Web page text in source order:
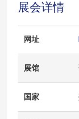
展会详情
网址
展馆
国家